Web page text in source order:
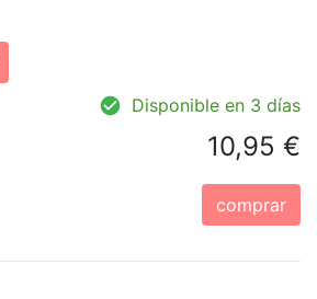
Disponible en 3 días
10,95 €
comprar